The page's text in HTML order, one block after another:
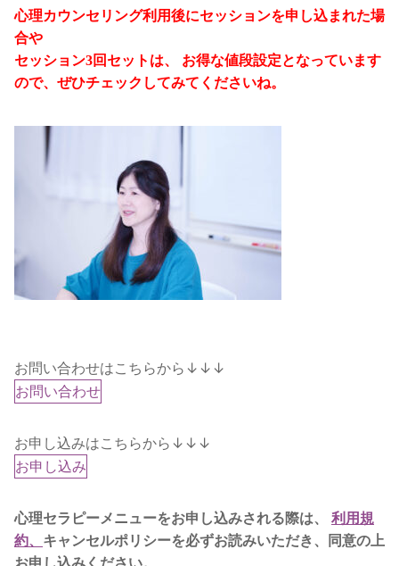
心理カウンセリング利用後にセッションを申し込まれた場
合や
セッション3回セットは、 お得な値段設定となっています
ので、ぜひチェックしてみてくださいね。
お問い合わせはこちらから↓↓↓
お問い合わせ
お申し込みはこちらから↓↓↓
お申し込み
心理セラピーメニューをお申し込みされる際は、 利用規
約、 キャンセルポリシーを必ずお読みいただき、同意の上
お申し込みください。